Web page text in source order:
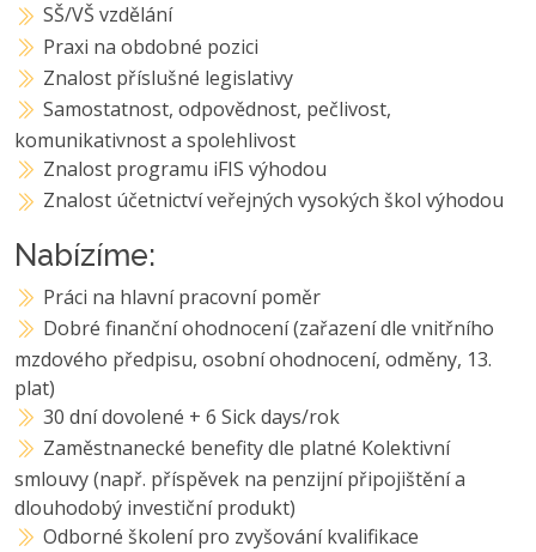
SŠ/VŠ vzdělání
Praxi na obdobné pozici
Znalost příslušné legislativy
Samostatnost, odpovědnost, pečlivost,
komunikativnost a spolehlivost
Znalost programu iFIS výhodou
Znalost účetnictví veřejných vysokých škol výhodou
Nabízíme:
Práci na hlavní pracovní poměr
Dobré finanční ohodnocení (zařazení dle vnitřního
mzdového předpisu, osobní ohodnocení, odměny, 13.
plat)
30 dní dovolené + 6 Sick days/rok
Zaměstnanecké benefity dle platné Kolektivní
smlouvy (např. příspěvek na penzijní připojištění a
dlouhodobý investiční produkt)
Odborné školení pro zvyšování kvalifikace